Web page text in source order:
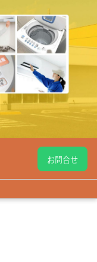
お問合せ